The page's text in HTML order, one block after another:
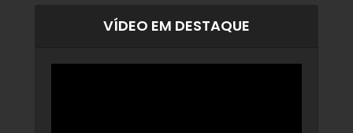
VÍDEO EM DESTAQUE